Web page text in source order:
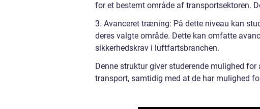
for et bestemt område af transportsektoren.
3. Avanceret træning: På dette niveau kan
deres valgte område. Dette kan omfatte
sikkerhedskrav i luftfartsbranchen.
Denne struktur giver studerende mulighed
transport, samtidig med at de har mulighed